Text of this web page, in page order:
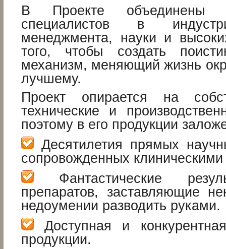
В Проекте объединены
специалистов в
менеджмента, науки и
того, чтобы создать
механизм, меняющий жизнь
лучшему.
Проект опирается на
технические и
поэтому в его продукции
Десятилетия прямых
сопровожденных
Фантастические
препаратов, заставляющие
недоумении разводить руками.
Доступная и
продукции.